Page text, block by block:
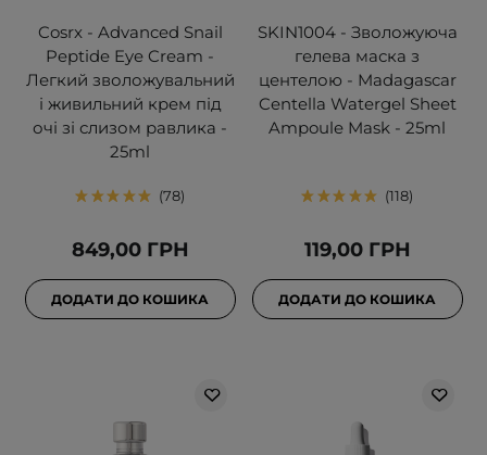
Cosrx - Advanced Snail
Peptide Eye Cream -
Легкий зволожувальний
і живильний крем під
очі зі слизом равлика -
25ml
78
849,00 ГРН
ДОДАТИ ДО КОШИКА
SKIN1004 - Зволожуюча
гелева маска з
центелою - Madagascar
Centella Watergel Sheet
Ampoule Mask - 25ml
118
119,00 ГРН
ДОДАТИ ДО КОШИКА